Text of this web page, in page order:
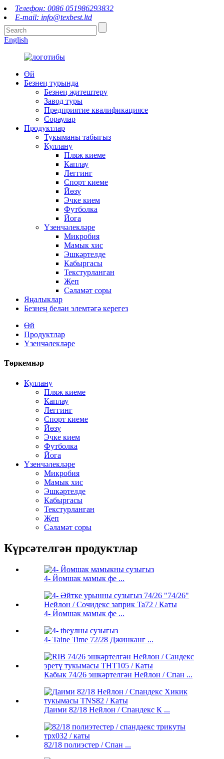
Телефон: 0086 051986293832
E-mail: info@texbest.ltd
English
Өй
Безнең турында
Безнең җитештерү
Завод туры
Предприятие квалификациясе
Сораулар
Продуктлар
Тукыманы табыгыз
Куллану
Пляж киеме
Каплау
Леггинг
Спорт киеме
Йөзү
Эчке кием
Футболка
Йога
Үзенчәлекләре
Микробия
Мамык хис
Эшкәртелде
Кабыргасы
Текстурланган
Җеп
Сәламәт соры
Яңалыклар
Безнең белән элемтәгә керегез
Өй
Продуктлар
Үзенчәлекләре
Төркемнәр
Куллану
Пляж киеме
Каплау
Леггинг
Спорт киеме
Йөзү
Эчке кием
Футболка
Йога
Үзенчәлекләре
Микробия
Мамык хис
Эшкәртелде
Кабыргасы
Текстурланган
Җеп
Сәламәт соры
Күрсәтелгән продуктлар
4- Йомшак мамык фе ...
4- Йомшак мамык фе ...
4- Taine Time 72/28 Джинканг ...
Кабык 74/26 эшкәртелгән Нейлон / Спан ...
Даими 82/18 Нейлон / Спандекс К ...
82/18 полиэстер / Спан ...